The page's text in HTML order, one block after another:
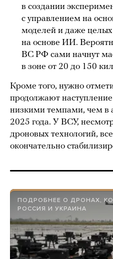
в создании
с управлением на
моделей и даже целых
на основе ИИ.
ВС РФ сами начнут
в зоне от 20 до 150
Кроме того, нужно
продолжают
низкими темпами, чем в
2025 года. У ВСУ,
дроновых технологий,
окончательно
ПОДРОБНЕЕ О ДРОНАХ,
РОССИЯ И УКРАИНА